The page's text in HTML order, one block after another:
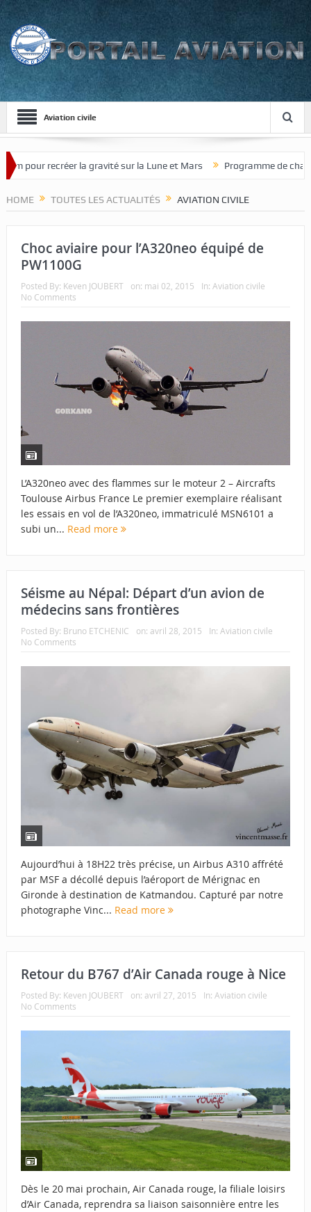
Aviation civile
recréer la gravité sur la Lune et Mars Programme de chasseur de
HOME TOUTES LES ACTUALITÉS AVIATION CIVILE
Choc aviaire pour l’A320neo équipé de
PW1100G
Posted By: Keven JOUBERT on: mai 02, 2015 In: Aviation civile
No Comments
L’A320neo avec des flammes sur le moteur 2 – Aircrafts
Toulouse Airbus France Le premier exemplaire réalisant
les essais en vol de l’A320neo, immatriculé MSN6101 a
subi un... Read more
Séisme au Népal: Départ d’un avion de
médecins sans frontières
Posted By: Bruno ETCHENIC on: avril 28, 2015 In: Aviation civile
No Comments
Aujourd’hui à 18H22 très précise, un Airbus A310 affrété
par MSF a décollé depuis l’aéroport de Mérignac en
Gironde à destination de Katmandou. Capturé par notre
photographe Vinc... Read more
Retour du B767 d’Air Canada rouge à Nice
Posted By: Keven JOUBERT on: avril 27, 2015 In: Aviation civile
No Comments
Dès le 20 mai prochain, Air Canada rouge, la filiale loisirs
d’Air Canada, reprendra sa liaison saisonnière entre les